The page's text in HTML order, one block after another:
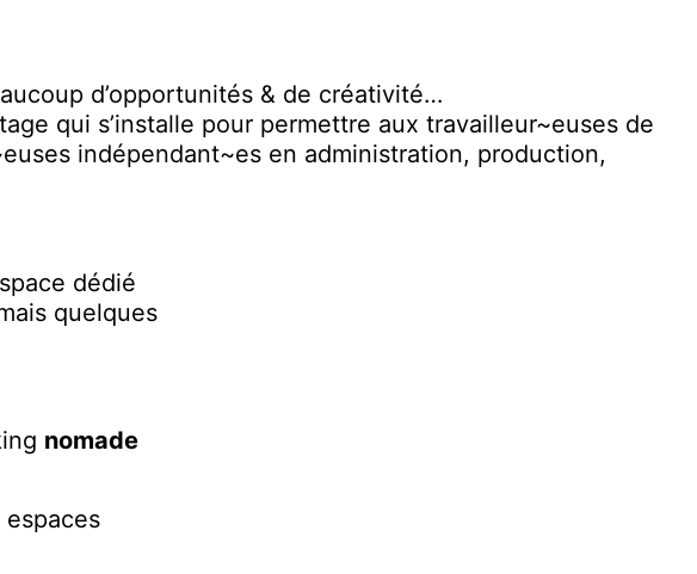
d’opportunités & de créativité…
qui s’installe pour permettre aux travailleur~euses de
euses indépendant~es en administration, production,
dédié
quelques
nomade